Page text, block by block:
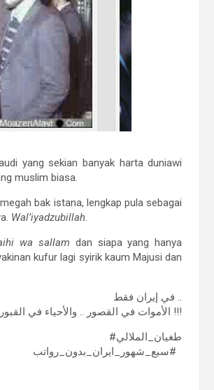
yang sekian banyak harta duniawi
muslim biasa.
bak istana, lengkap pula sebagai
Wal’iyadzubillah.
wa sallam dan siapa yang hanya
kufur lagi syirik kaum Majusi dan
‏في إيران فقط ..
الأموات في القصور .. والأحياء في القبور !!!
#طغيان_الملالي